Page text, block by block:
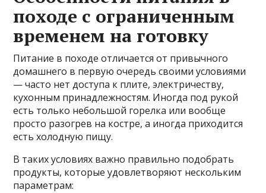
походе с ограниченным
временем на готовку
Питание в походе отличается от привычного
домашнего в первую очередь своими условиями
— часто нет доступа к плите, электричеству,
кухонным принадлежностям. Иногда под рукой
есть только небольшой горелка или вообще
просто разогрев на костре, а иногда приходится
есть холодную пищу.
В таких условиях важно правильно подобрать
продукты, которые удовлетворяют нескольким
параметрам: